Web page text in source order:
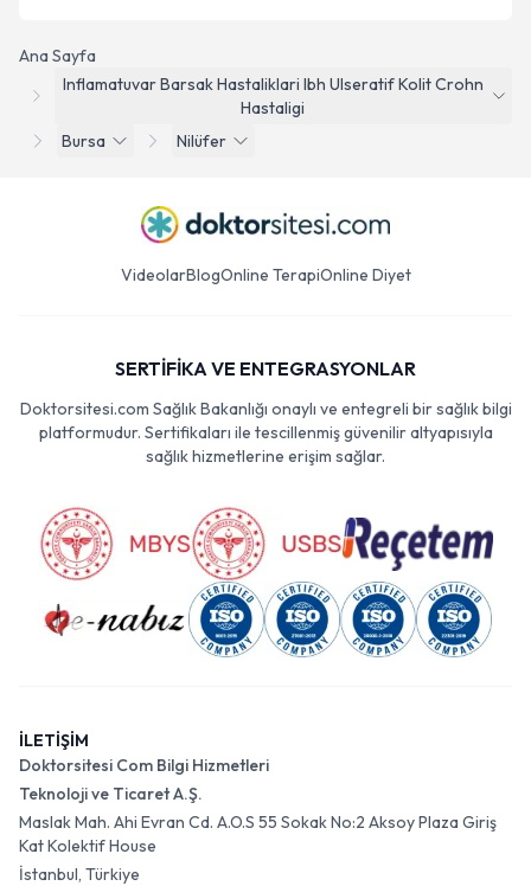
Ana Sayfa
Inflamatuvar Barsak Hastaliklari Ibh Ulseratif Kolit Crohn
Hastaligi
Bursa
Nilüfer
VideolarBlogOnline TerapiOnline Diyet
SERTİFİKA VE ENTEGRASYONLAR
Doktorsitesi.com Sağlık Bakanlığı onaylı ve entegreli bir sağlık bilgi
platformudur. Sertifikaları ile tescillenmiş güvenilir altyapısıyla
sağlık hizmetlerine erişim sağlar.
İLETİŞİM
Doktorsitesi Com Bilgi Hizmetleri
Teknoloji ve Ticaret A.Ş.
Maslak Mah. Ahi Evran Cd. A.O.S 55 Sokak No:2 Aksoy Plaza Giriş
Kat Kolektif House
İstanbul, Türkiye